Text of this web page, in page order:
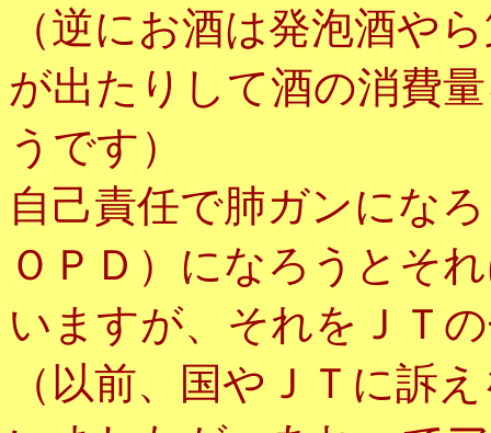
（逆にお酒は発泡酒や
が出たりして酒の消費
うです）
自己責任で肺ガンにな
ＯＰＤ）になろうとそ
いますが、それをＪＴ
（以前、国やＪＴに訴